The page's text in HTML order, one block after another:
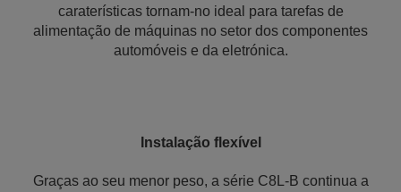
caraterísticas tornam-no ideal para tarefas de
alimentação de máquinas no setor dos componentes
automóveis e da eletrónica.
Instalação flexível
Graças ao seu menor peso, a série C8L-B continua a